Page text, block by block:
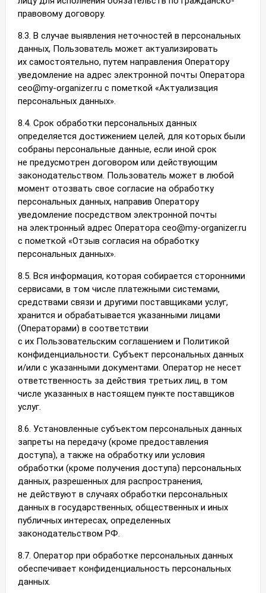
правовому договору.
8.3. В случае выявления неточностей в персональных
данных, Пользователь может актуализировать
их самостоятельно, путем направления Оператору
уведомление на адрес электронной почты Оператора
ceo@my-organizer.ru с пометкой «Актуализация
персональных данных».
8.4. Срок обработки персональных данных
определяется достижением целей, для которых были
собраны персональные данные, если иной срок
не предусмотрен договором или действующим
законодательством. Пользователь может в любой
момент отозвать свое согласие на обработку
персональных данных, направив Оператору
уведомление посредством электронной почты
на электронный адрес Оператора ceo@my-organizer.ru
с пометкой «Отзыв согласия на обработку
персональных данных».
8.5. Вся информация, которая собирается сторонними
сервисами, в том числе платежными системами,
средствами связи и другими поставщиками услуг,
хранится и обрабатывается указанными лицами
(Операторами) в соответствии
с их Пользовательским соглашением и Политикой
конфиденциальности. Субъект персональных данных
и/или с указанными документами. Оператор не несет
ответственность за действия третьих лиц, в том
числе указанных в настоящем пункте поставщиков
услуг.
8.6. Установленные субъектом персональных данных
запреты на передачу (кроме предоставления
доступа), а также на обработку или условия
обработки (кроме получения доступа) персональных
данных, разрешенных для распространения,
не действуют в случаях обработки персональных
данных в государственных, общественных и иных
публичных интересах, определенных
законодательством РФ.
8.7. Оператор при обработке персональных данных
обеспечивает конфиденциальность персональных
данных.